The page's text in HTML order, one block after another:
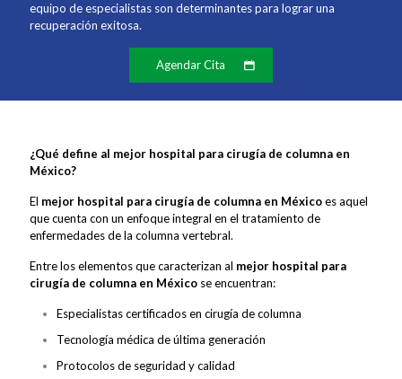
equipo de especialistas son determinantes para lograr una
recuperación exitosa.
Agendar Cita
¿Qué define al mejor hospital para cirugía de columna en
México?
El mejor hospital para cirugía de columna en Méxicoes aquel
que cuenta con un enfoque integral en el tratamiento de
enfermedades de la columna vertebral.
Entre los elementos que caracterizan al mejor hospital para
cirugía de columna en México se encuentran:
Especialistas certificados en cirugía de columna
Tecnología médica de última generación
Protocolos de seguridad y calidad